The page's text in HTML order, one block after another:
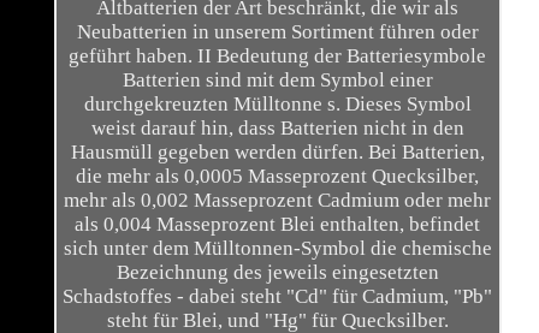
Altbatterien der Art beschränkt, die wir als
Neubatterien in unserem Sortiment führen oder
geführt haben. II Bedeutung der Batteriesymbole
Batterien sind mit dem Symbol einer
durchgekreuzten Mülltonne s. Dieses Symbol
weist darauf hin, dass Batterien nicht in den
Hausmüll gegeben werden dürfen. Bei Batterien,
die mehr als 0,0005 Masseprozent Quecksilber,
mehr als 0,002 Masseprozent Cadmium oder mehr
als 0,004 Masseprozent Blei enthalten, befindet
sich unter dem Mülltonnen-Symbol die chemische
Bezeichnung des jeweils eingesetzten
Schadstoffes - dabei steht "Cd" für Cadmium, "Pb"
steht für Blei, und "Hg" für Quecksilber.